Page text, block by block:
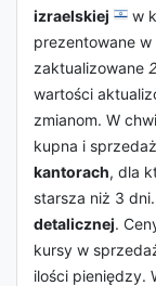
izraelskiej
w
prezentowane w
zaktualizowane
wartości
zmianom. W
kupna i
kantorach, dla
starsza niż 3
detalicznej.
kursy w
ilości pieniędzy.